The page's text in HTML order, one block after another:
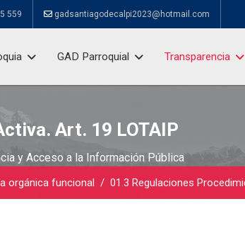
559 gadsantiagodecalpi2023@hotmail.com
GAD Parroquial Transparencia
Art. 19 LOTAIP
y Acceso a la Información Pública
orgánica funcional 01.3 Regulaciones